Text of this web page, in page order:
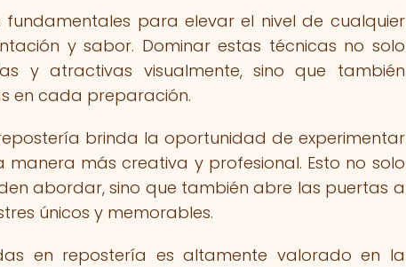
para elevar el nivel de cualquier
y sabor. Dominar estas técnicas no solo
y atractivas visualmente, sino que también
en cada preparación.
brinda la oportunidad de experimentar
más creativa y profesional. Esto no solo
abordar, sino que también abre las puertas a
únicos y memorables.
en repostería es altamente valorado en la